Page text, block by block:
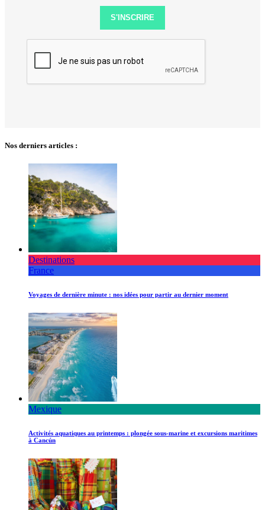
S'INSCRIRE
Nos derniers articles :
Destinations
France
Voyages de dernière minute : nos idées pour partir au dernier moment
Mexique
Activités aquatiques au printemps : plongée sous-marine et excursions maritimes
à Cancún